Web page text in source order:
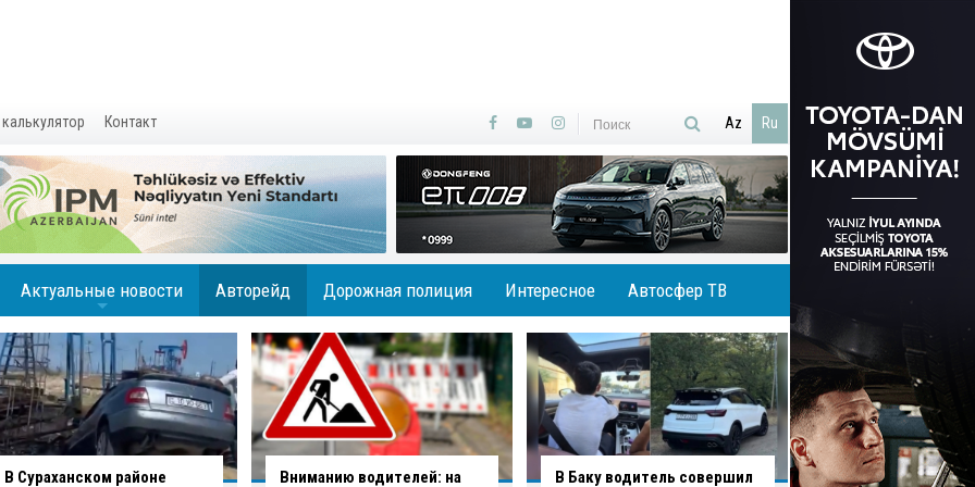
Контакт Az Ru
Актуальные новости Авторейд Дорожная полиция Интересное Автосфер ТВ
Вниманию водителей: на
В Баку водитель совершил
В Агджабединском районе
В Хырдалане